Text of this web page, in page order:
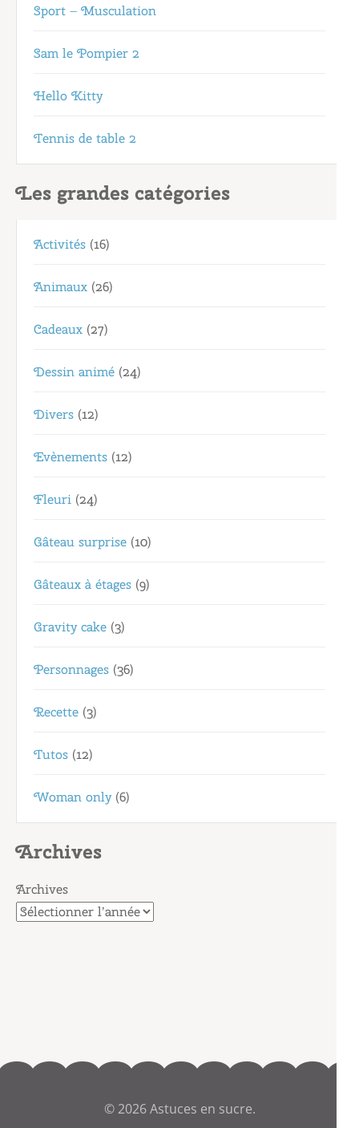
Sport – Musculation
Sam le Pompier 2
Hello Kitty
Tennis de table 2
Les grandes catégories
Activités (16)
Animaux (26)
Cadeaux (27)
Dessin animé (24)
Divers (12)
Evènements (12)
Fleuri (24)
Gâteau surprise (10)
Gâteaux à étages (9)
Gravity cake (3)
Personnages (36)
Recette (3)
Tutos (12)
Woman only(6)
Archives
Archives
© 2026Astuces en sucre.